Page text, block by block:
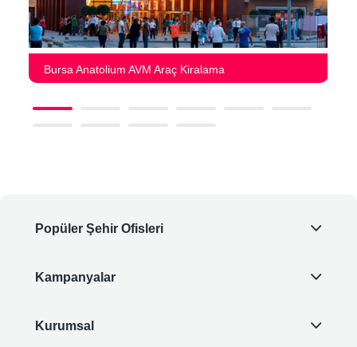
Bursa Anatolium AVM Araç Kiralama
Popüler Şehir Ofisleri
Kampanyalar
Kurumsal